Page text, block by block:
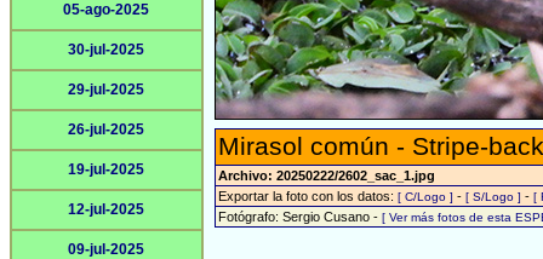
05-ago-2025
30-jul-2025
29-jul-2025
26-jul-2025
19-jul-2025
12-jul-2025
09-jul-2025
Mirasol común - Stripe-
Archivo: 20250222/2602_sac_1.jpg
Exportar la foto con los datos: [ C/Logo ] - [ S/Logo ] - [
Fotógrafo: Sergio Cusano - [ Ver más fotos de esta